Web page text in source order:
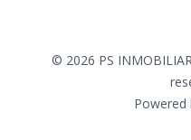
© 2026 PS
Powered